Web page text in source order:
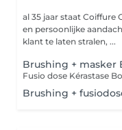
al 35 jaar staat Coiffure
en persoonlijke
klant te laten stralen, ...
Brushing + masker
Brushing +